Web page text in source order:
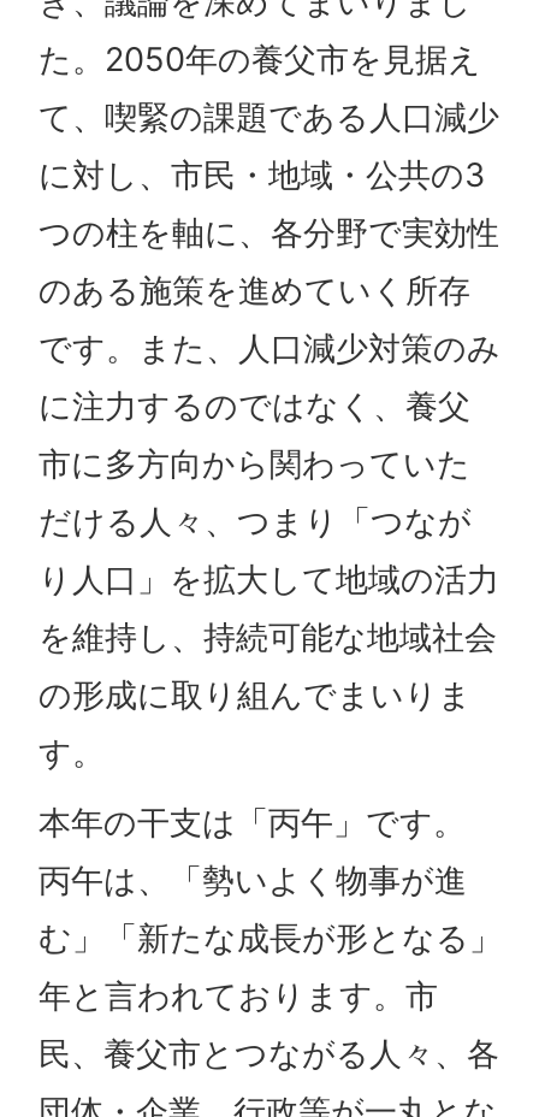
た。2050年の養父市を見据え
て、喫緊の課題である人口減少
に対し、市民・地域・公共の3
つの柱を軸に、各分野で実効性
のある施策を進めていく所存
です。また、人口減少対策のみ
に注力するのではなく、養父
市に多方向から関わっていた
だける人々、つまり「つなが
り人口」を拡大して地域の活力
を維持し、持続可能な地域社会
の形成に取り組んでまいりま
す。
本年の干支は「丙午」です。
丙午は、「勢いよく物事が進
む」「新たな成長が形となる」
年と言われております。市
民、養父市とつながる人々、各